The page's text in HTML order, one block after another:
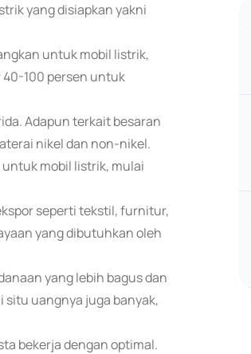
yang disiapkan yakni
untuk mobil listrik,
100 persen untuk
Adapun terkait besaran
nikel dan non-nikel.
mobil listrik, mulai
seperti tekstil, furnitur,
yang dibutuhkan oleh
yang lebih bagus dan
situ uangnya juga banyak,
bekerja dengan optimal.